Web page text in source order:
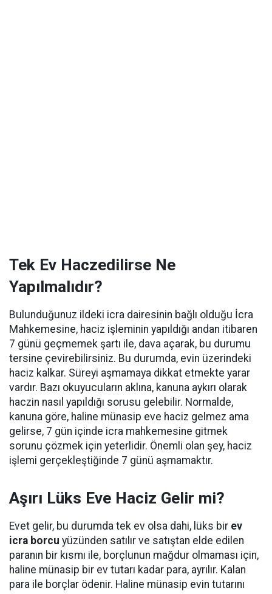
Tek Ev Haczedilirse Ne
Yapılmalıdır?
Bulunduğunuz ildeki icra dairesinin bağlı olduğu İcra
Mahkemesine, haciz işleminin yapıldığı andan itibaren
7 günü geçmemek şartı ile, dava açarak, bu durumu
tersine çevirebilirsiniz. Bu durumda, evin üzerindeki
haciz kalkar. Süreyi aşmamaya dikkat etmekte yarar
vardır. Bazı okuyucuların aklına, kanuna aykırı olarak
haczin nasıl yapıldığı sorusu gelebilir. Normalde,
kanuna göre, haline münasip eve haciz gelmez ama
gelirse, 7 gün içinde icra mahkemesine gitmek
sorunu çözmek için yeterlidir. Önemli olan şey, haciz
işlemi gerçekleştiğinde 7 günü aşmamaktır.
Aşırı Lüks Eve Haciz Gelir mi?
Evet gelir, bu durumda tek ev olsa dahi, lüks bir ev
icra borcu yüzünden satılır ve satıştan elde edilen
paranın bir kısmı ile, borçlunun mağdur olmaması için,
haline münasip bir ev tutarı kadar para, ayrılır. Kalan
para ile borçlar ödenir. Haline münasip evin tutarını